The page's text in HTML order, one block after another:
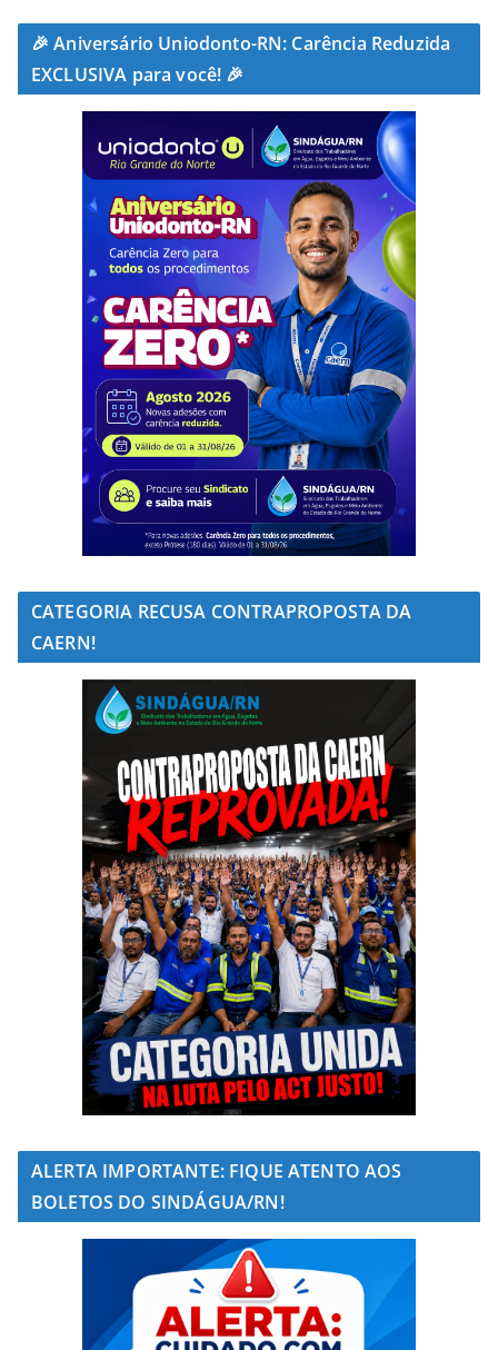
🎉 Aniversário Uniodonto-RN: Carência Reduzida
EXCLUSIVA para você! 🎉
CATEGORIA RECUSA CONTRAPROPOSTA DA
CAERN!
ALERTA IMPORTANTE: FIQUE ATENTO AOS
BOLETOS DO SINDÁGUA/RN!